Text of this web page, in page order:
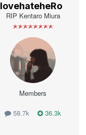
lovehateheRo
RIP Kentaro Miura
Members
58.7k 36.3k